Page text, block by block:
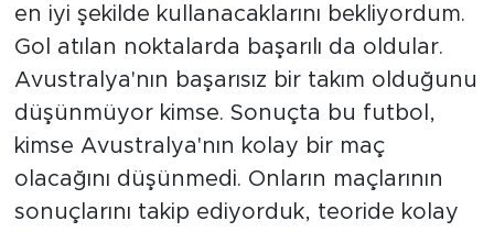
en iyi şekilde kullanacaklarını bekliyordum.
Gol atılan noktalarda başarılı da oldular.
Avustralya'nın başarısız bir takım olduğunu
düşünmüyor kimse. Sonuçta bu futbol,
kimse Avustralya'nın kolay bir maç
olacağını düşünmedi. Onların maçlarının
sonuçlarını takip ediyorduk, teoride kolay